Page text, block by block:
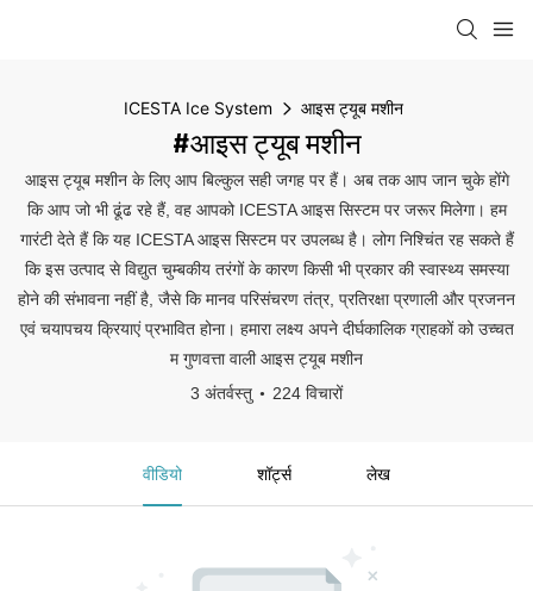
ICESTA Ice System आइस ट्यूब मशीन
#आइस ट्यूब मशीन
आइस ट्यूब मशीन के लिए आप बिल्कुल सही जगह पर हैं। अब तक आप जान चुके होंगे
कि आप जो भी ढूंढ रहे हैं, वह आपको ICESTA आइस सिस्टम पर जरूर मिलेगा। हम
गारंटी देते हैं कि यह ICESTA आइस सिस्टम पर उपलब्ध है। लोग निश्चिंत रह सकते हैं
कि इस उत्पाद से विद्युत चुम्बकीय तरंगों के कारण किसी भी प्रकार की स्वास्थ्य समस्या
होने की संभावना नहीं है, जैसे कि मानव परिसंचरण तंत्र, प्रतिरक्षा प्रणाली और प्रजनन
एवं चयापचय क्रियाएं प्रभावित होना। हमारा लक्ष्य अपने दीर्घकालिक ग्राहकों को उच्चत
म गुणवत्ता वाली आइस ट्यूब मशीन
3 अंतर्वस्तु
224 विचारों
वीडियो शॉर्ट्स लेख